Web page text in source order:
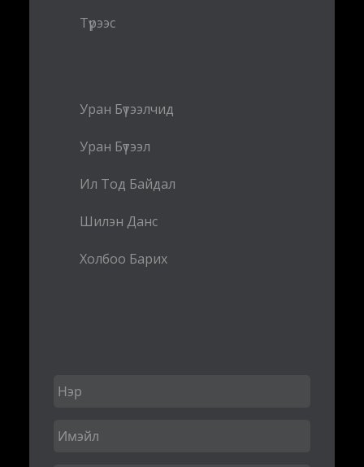
Түрээс
Уран Бүтээлчид
Уран Бүтээл
Ил Тод Байдал
Шилэн Данс
Холбоо Барих